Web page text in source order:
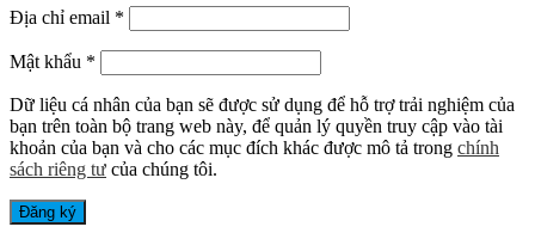
Địa chỉ email *
Mật khẩu *
Dữ liệu cá nhân của bạn sẽ được sử dụng để hỗ trợ trải nghiệm của
bạn trên toàn bộ trang web này, để quản lý quyền truy cập vào tài
khoản của bạn và cho các mục đích khác được mô tả trong chính
sách riêng tư của chúng tôi.
Đăng ký